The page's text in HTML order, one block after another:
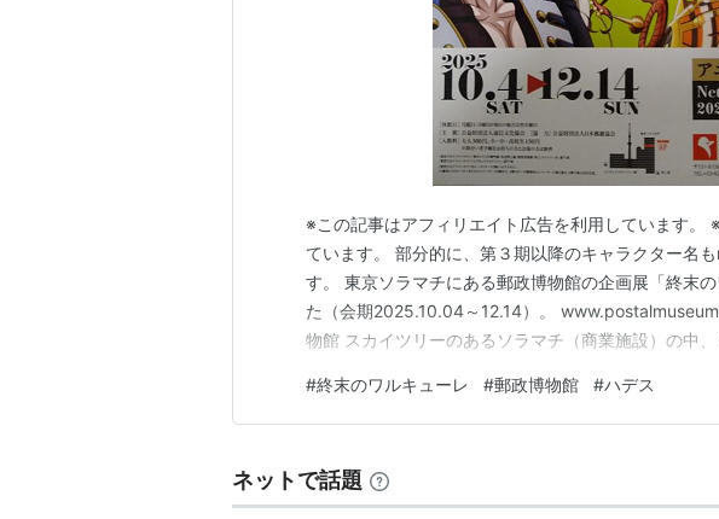
※この記事はアフィリエイト広告を利用しています。
ています。 部分的に、第３期以降のキャラクター名
す。 東京ソラマチにある郵政博物館の企画展「終末
た（会期2025.10.04～12.14）。
物館 スカイツリーのあるソラマチ（商業施設）の中
館（運慶展）と同じ日に行きました。疲れた・・・。
料はな…
#終末のワルキューレ #郵政博物館 #ハデス
ネットで話題